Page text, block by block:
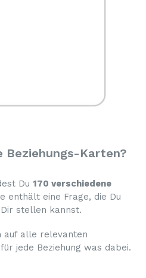
Beziehungs-Karten?
Du 170 verschiedene
enthält eine Frage, die Du
stellen kannst.
auf alle relevanten
jede Beziehung was dabei.